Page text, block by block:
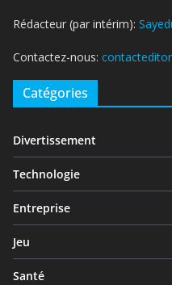
Rédacteur (par intérim):
Contactez-nous:
Catégories
Divertissement
Technologie
Entreprise
Jeu
Santé